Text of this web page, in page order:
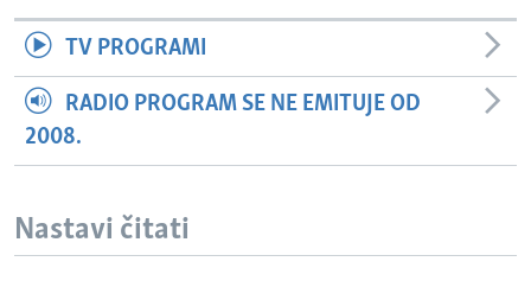
TV PROGRAMI
RADIO PROGRAM SE NE EMITUJE OD
2008.
Nastavi čitati